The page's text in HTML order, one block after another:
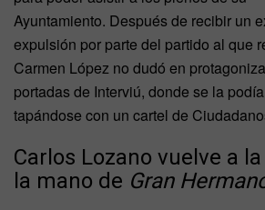
Ayuntamiento. Después de recibir un
expulsión por parte del partido al que
Carmen López no dudó en
portadas de Interviú, donde se la
tapándose con un cartel de
Carlos Lozano vuelve a
la mano de Gran